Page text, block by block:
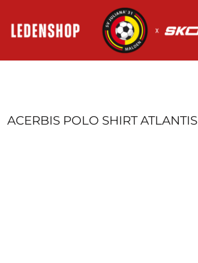
ACERBIS POLO SHIRT ATLANTIS
REGISTREER